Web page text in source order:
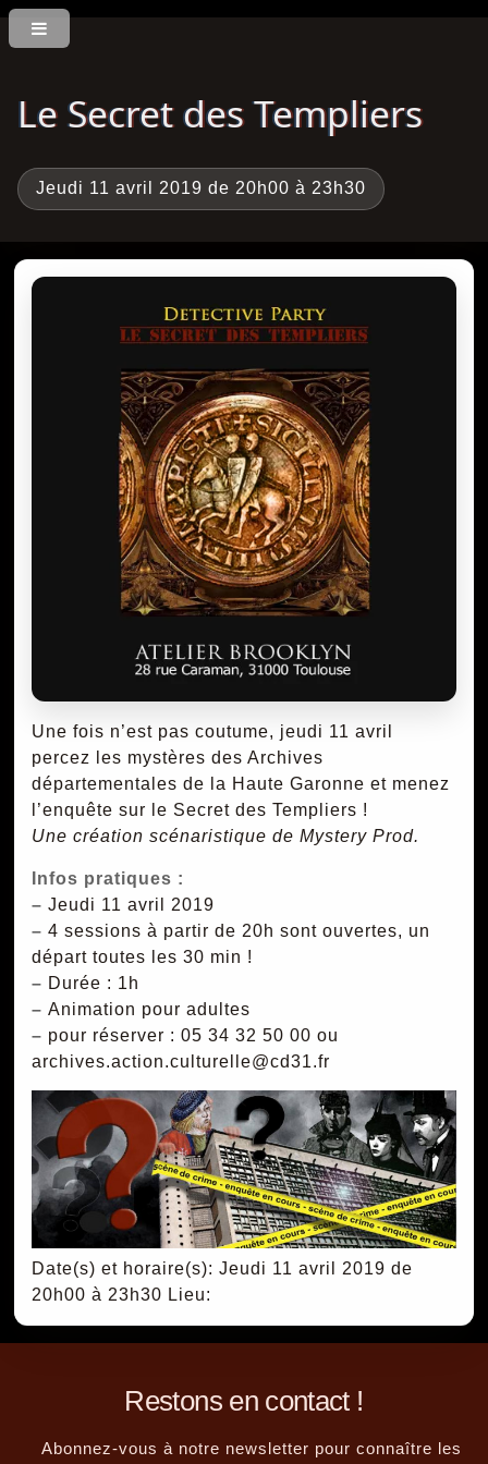
Le Secret des Templiers
Jeudi 11 avril 2019 de 20h00 à 23h30
Une fois n’est pas coutume, jeudi 11 avril
percez les mystères des Archives
départementales de la Haute Garonne et menez
l’enquête sur le Secret des Templiers !
Une création scénaristique de Mystery Prod.
Infos pratiques :
– Jeudi 11 avril 2019
– 4 sessions à partir de 20h sont ouvertes, un
départ toutes les 30 min !
– Durée : 1h
– Animation pour adultes
– pour réserver : 05 34 32 50 00 ou
archives.action.culturelle@cd31.fr
Date(s) et horaire(s): Jeudi 11 avril 2019 de
20h00 à 23h30 Lieu:
Restons en contact !
Abonnez-vous à notre newsletter pour connaître les